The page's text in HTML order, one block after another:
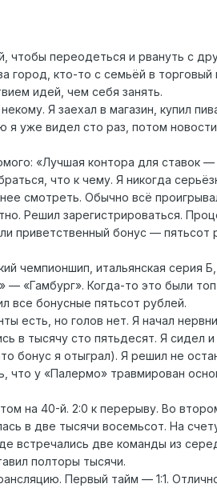
переодеться и рвануть с
город, кто-то с семьёй в
идей, чем себя занять.
Я заехал в магазин, купил
уже видел сто раз, потом
«Лучшая контора для ставок
что к чему. Я никогда
смотреть. Обычно всё
Решил зарегистрироваться.
бонус — пятьсот
чемпионшип, итальянская серия
«Гамбург». Когда-то это были
все бонусные пятьсот рублей.
есть, но голов нет. Я начал
в тысячу сто пятьдесят. Я сидел
бонус я отыграл). Я решил не
у «Палермо» травмирован
на 40-й. 2:0 к перерыву. Во
в две тысячи восемьсот. На
встречались две команды из
полторы тысячи.
Первый тайм — 1:1.